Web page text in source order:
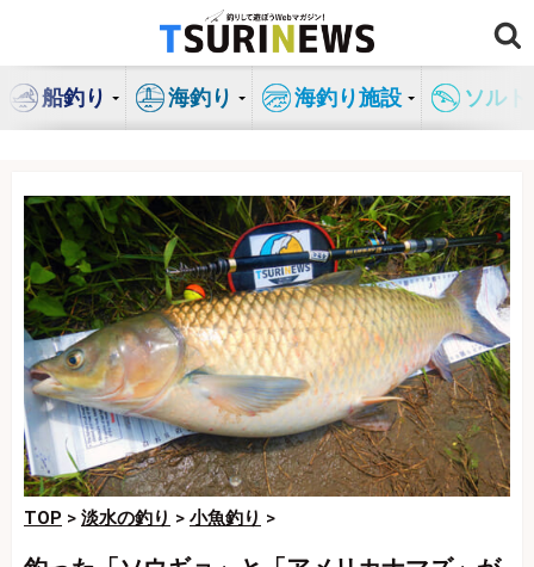
ン
船釣り 海釣り 海釣り施設 ソル
TOP > 淡水の釣り > 小魚釣り >